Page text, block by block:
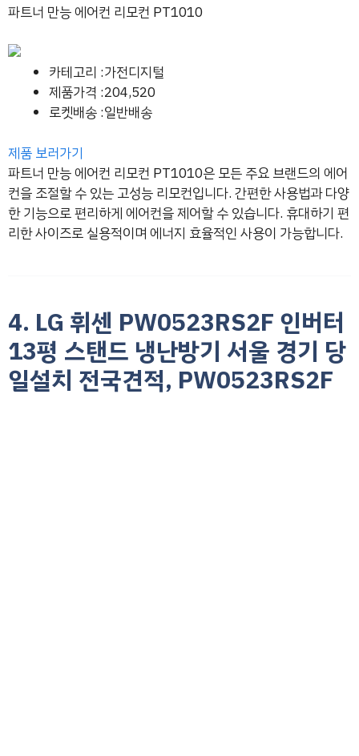
파트너 만능 에어컨 리모컨 PT1010
카테고리 :가전디지털
제품가격 :204,520
로켓배송 :일반배송
제품 보러가기
파트너 만능 에어컨 리모컨 PT1010은 모든 주요 브랜드의 에어
컨을 조절할 수 있는 고성능 리모컨입니다. 간편한 사용법과 다양
한 기능으로 편리하게 에어컨을 제어할 수 있습니다. 휴대하기 편
리한 사이즈로 실용적이며 에너지 효율적인 사용이 가능합니다.
4. LG 휘센 PW0523RS2F 인버터
13평 스탠드 냉난방기 서울 경기 당
일설치 전국견적, PW0523RS2F